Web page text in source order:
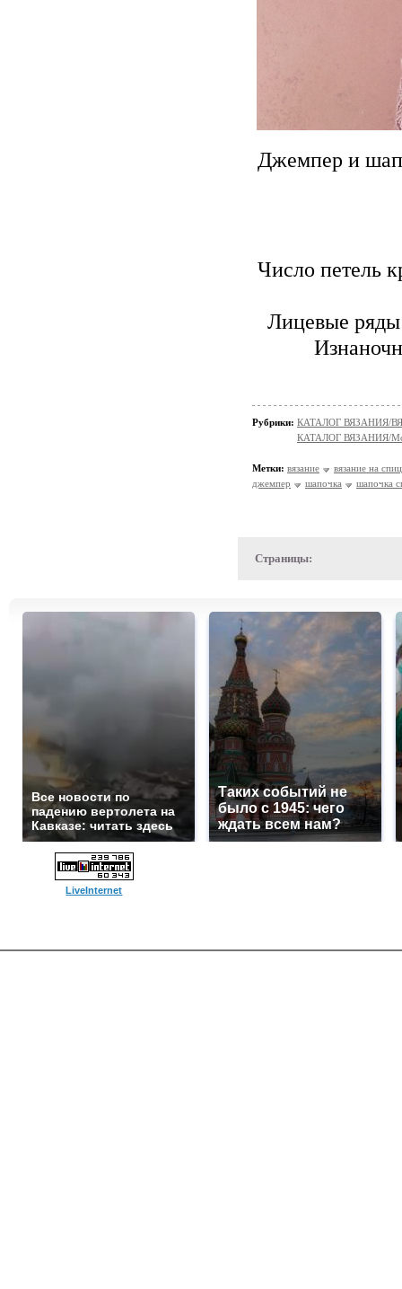
Джемпер и
Число петель
Лицевые
Рубрики: КАТАЛОГ ВЯЗАНИЯ/
КАТАЛОГ ВЯЗАНИЯ/
Метки: вязание
вязание на
джемпер
шапочка шапочка
Страницы:
Все новости по
падению вертолета на
Кавказе: читать здесь
Таких событий не
было с 1945: чего
ждать всем нам?
LiveInternet